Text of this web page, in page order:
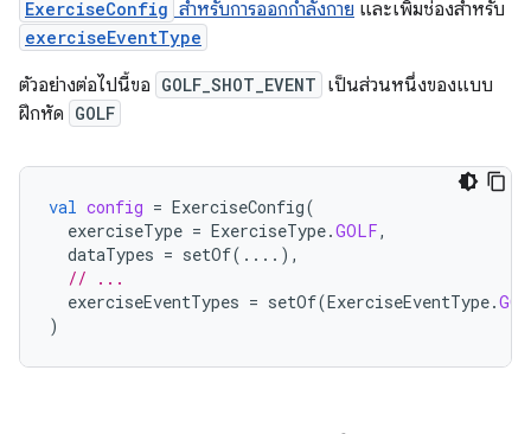
ExerciseConfig สำหรับการออกกำลังกาย และเพิ่มช่องสำหรับ
exerciseEventType
ตัวอย่างต่อไปนี้ขอ GOLF_SHOT_EVENT เป็นส่วนหนึ่งของแบบ
ฝึกหัด GOLF
val config = ExerciseConfig(
exerciseType = ExerciseType.GOLF,
dataTypes = setOf(....),
// ...
exerciseEventTypes = setOf(ExerciseEventType.
)